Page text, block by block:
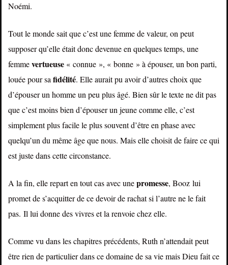
Noémi.
Tout le monde sait que c’est une femme de valeur, on peut
supposer qu’elle était donc devenue en quelques temps, une
femmevertueuse « connue », « bonne » à épouser, un bon parti,
louée pour safidélité. Elle aurait pu avoir d’autres choix que
d’épouser un homme un peu plus âgé. Bien sûr le texte ne dit pas
que c’est moins bien d’épouser un jeune comme elle, c’est
simplement plus facile le plus souvent d’être en phase avec
quelqu’un du même âge que nous. Mais elle choisit de faire ce qui
est juste dans cette circonstance.
A la fin, elle repart en tout cas avec unepromesse, Booz lui
promet de s’acquitter de ce devoir de rachat si l’autre ne le fait
pas. Il lui donne des vivres et la renvoie chez elle.
Comme vu dans les chapitres précédents, Ruth n’attendait peut
être rien de particulier dans ce domaine de sa vie mais Dieu fait ce